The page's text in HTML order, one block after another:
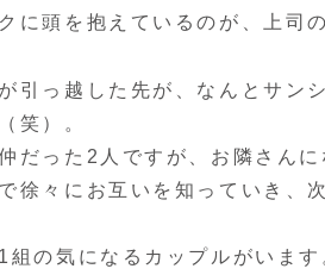
に頭を抱えているのが、上司
引っ越した先が、なんとサン
笑）。
だった2人ですが、お隣さん
徐々にお互いを知っていき、
組の気になるカップルがいま